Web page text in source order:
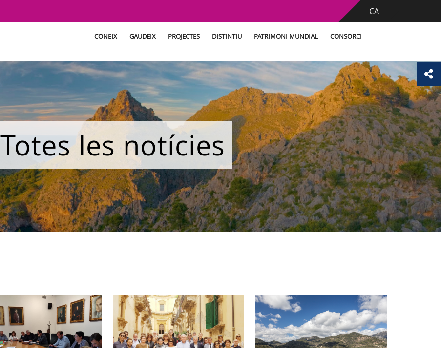
CA
CONEIX GAUDEIX PROJECTES DISTINTIU PATRIMONI MUNDIAL CONSORCI
Totes les notícies